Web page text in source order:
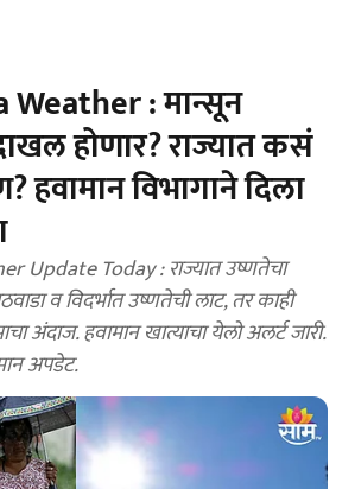
: मान्सून
होणार? राज्यात कसं
हवामान विभागाने दिला
Update Today : राज्यात उष्णतेचा
व विदर्भात उष्णतेची लाट, तर काही
अंदाज. हवामान खात्याचा येलो अलर्ट जारी.
अपडेट.